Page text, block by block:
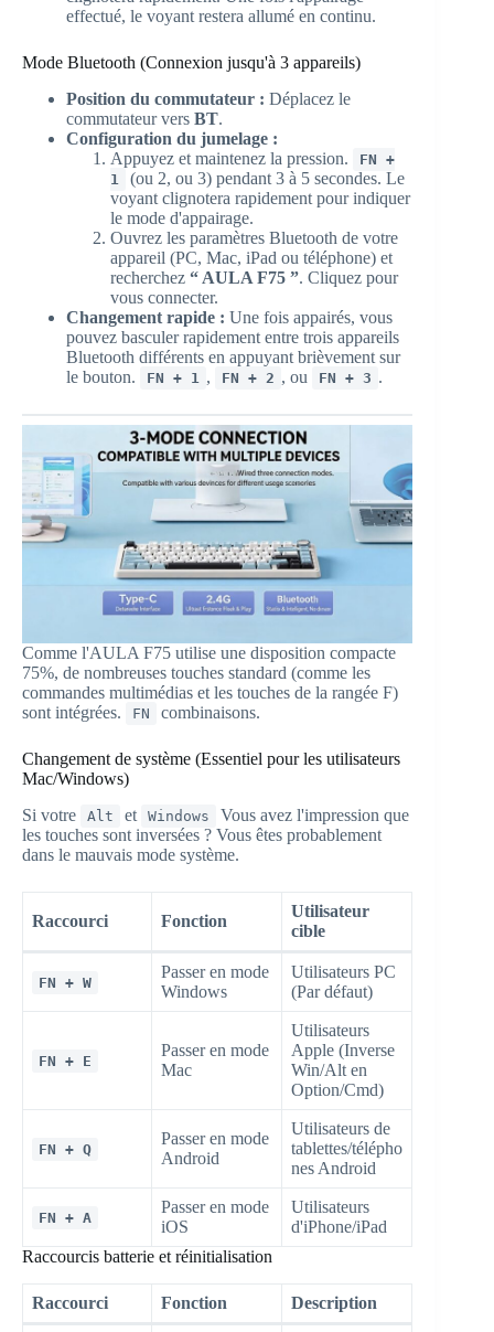
effectué, le voyant restera allumé en continu.
Mode Bluetooth (Connexion jusqu'à 3 appareils)
Position du commutateur : Déplacez le
commutateur vers BT.
Configuration du jumelage :
Appuyez et maintenez la pression.
FN +
1
(ou 2, ou 3) pendant 3 à 5 secondes. Le
voyant clignotera rapidement pour indiquer
le mode d'appairage.
Ouvrez les paramètres Bluetooth de votre
appareil (PC, Mac, iPad ou téléphone) et
recherchez “ AULA F75 ”. Cliquez pour
vous connecter.
Changement rapide : Une fois appairés, vous
pouvez basculer rapidement entre trois appareils
Bluetooth différents en appuyant brièvement sur
le bouton.
FN + 1 , FN + 2 , ou FN + 3 .
Comme l'AULA F75 utilise une disposition compacte
75%, de nombreuses touches standard (comme les
commandes multimédias et les touches de la rangée F)
sont intégrées.
FN combinaisons.
Changement de système (Essentiel pour les utilisateurs
Mac/Windows)
Si votre
Alt et Windows
Vous avez l'impression que
les touches sont inversées ? Vous êtes probablement
dans le mauvais mode système.
Raccourci Fonction
Utilisateur
cible
FN + W
Passer en mode
Windows
Utilisateurs PC
(Par défaut)
FN + E
Passer en mode
Mac
Utilisateurs
Apple (Inverse
Win/Alt en
Option/Cmd)
FN + Q
Passer en mode
Android
Utilisateurs de
tablettes/télépho
nes Android
FN + A
Passer en mode
iOS
Utilisateurs
d'iPhone/iPad
Raccourcis batterie et réinitialisation
Raccourci Fonction Description